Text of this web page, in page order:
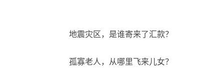
地震灾区，是谁寄来了汇款？
孤寡老人，从哪里飞来儿女？